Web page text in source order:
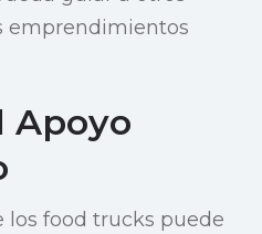
emprendimientos
Apoyo
los food trucks puede